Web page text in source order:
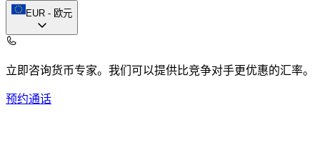
EUR - 欧元
立即咨询货币专家。 我们可以提供比竞争对手更优惠的汇率。
预约通话